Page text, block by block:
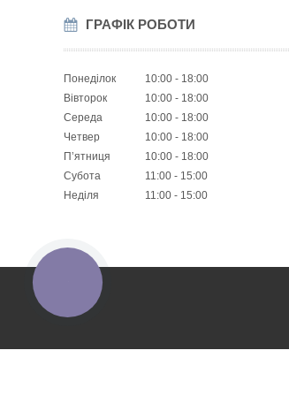
ГРАФІК РОБОТИ
Понеділок 10:00
18:00
Вівторок
10:00
18:00
Середа
10:00
18:00
Четвер
10:00
18:00
Пʼятниця
10:00
18:00
Субота
11:00
15:00
Неділя
11:00 15:00